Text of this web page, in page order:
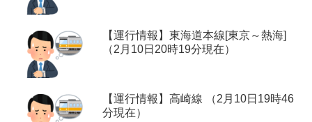
【運行情報】東海道本線[東京～熱海]
（2月10日20時19分現在）
【運行情報】高崎線 （2月10日19時46
分現在）